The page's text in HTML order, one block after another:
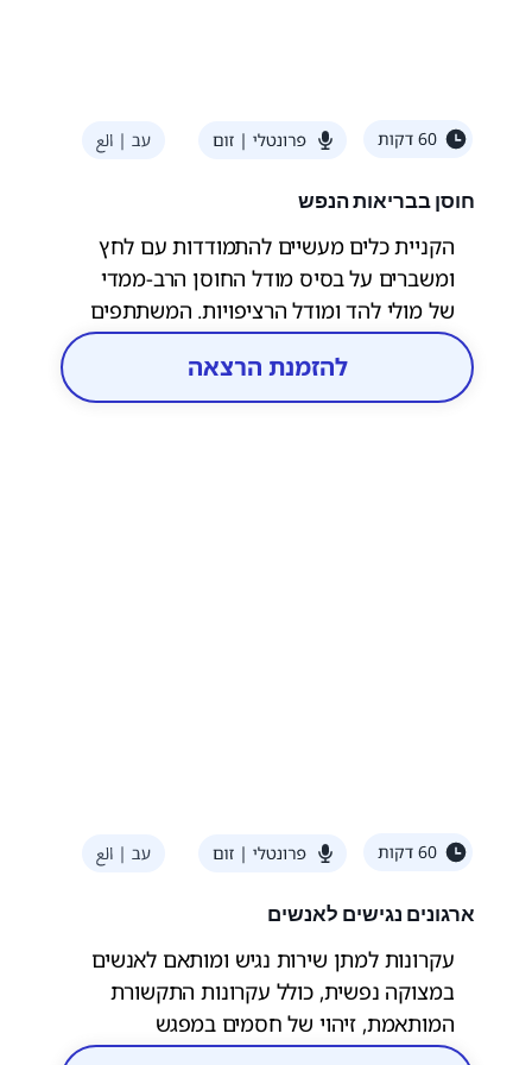
חוסן בבריאות הנפש
הקניית כלים מעשיים להתמודדות עם לחץ
ומשברים על בסיס מודל החוסן הרב-ממדי
של מולי להד ומודל הרציפויות. המשתתפים
ילמדו דרכים לחיזוק ערוצי ההתמודדות
האישיים והקבוצתיים ובניית חוסן קהילתי.
להזמנת הרצאה
ארגונים נגישים לאנשים
עקרונות למתן שירות נגיש ומותאם לאנשים
במצוקה נפשית, כולל עקרונות התקשורת
המותאמת, זיהוי של חסמים במפגש
השירותי והדרכים להתגבר עליהם. המפגש